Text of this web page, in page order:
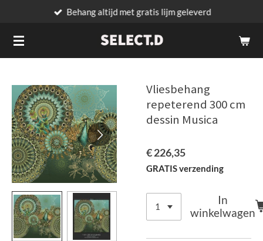
naar
Behang altijd met gratis lijm geleverd
Vliesbehang
repeterend 300 cm
dessin Musica
€ 226,35
GRATIS verzending
In
winkelwagen